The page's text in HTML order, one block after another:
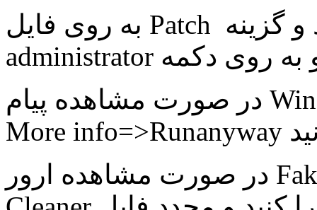
به روی فایل Patch کلیک راست کنید و گزینه Run as
در صورت مشاهده پیام Windows protected your PC گزینه
در صورت مشاهده ارور Fake Serial ، فایل IDM Register